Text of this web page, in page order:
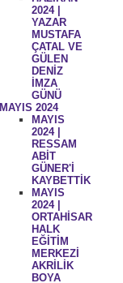
2024 |
YAZAR
MUSTAFA
ÇATAL VE
GÜLEN
DENİZ
İMZA
GÜNÜ
MAYIS 2024
MAYIS
2024 |
RESSAM
ABİT
GÜNER'İ
KAYBETTİK
MAYIS
2024 |
ORTAHİSAR
HALK
EĞİTİM
MERKEZİ
AKRİLİK
BOYA